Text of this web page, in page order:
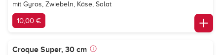
mit Gyros, Zwiebeln, Käse, Salat
10,00 €
Croque Super, 30 cm